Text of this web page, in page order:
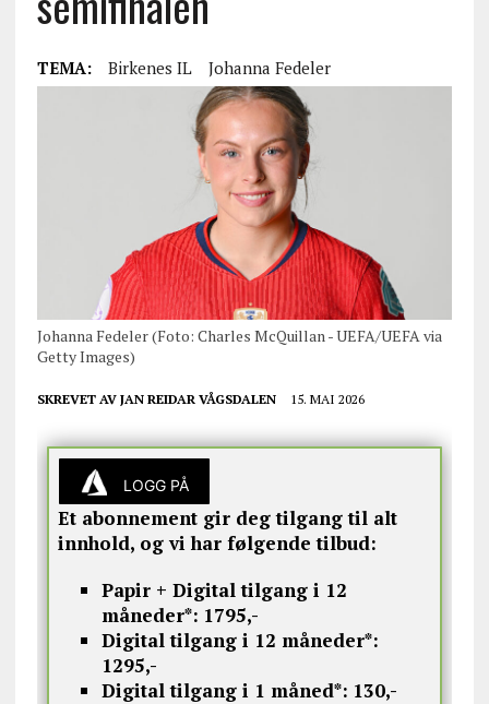
TEMA: Birkenes IL Johanna Fedeler
Johanna Fedeler (Foto: Charles McQuillan - UEFA/UEFA via
Getty Images)
SKREVET AV JAN REIDAR VÅGSDALEN 15. MAI 2026
LOGG PÅ
Et abonnement gir deg tilgang til alt
innhold, og vi har følgende tilbud:
Papir + Digital tilgang i 12
måneder*: 1795,-
Digital tilgang i 12 måneder*:
1295,-
Digital tilgang i 1 måned*: 130,-